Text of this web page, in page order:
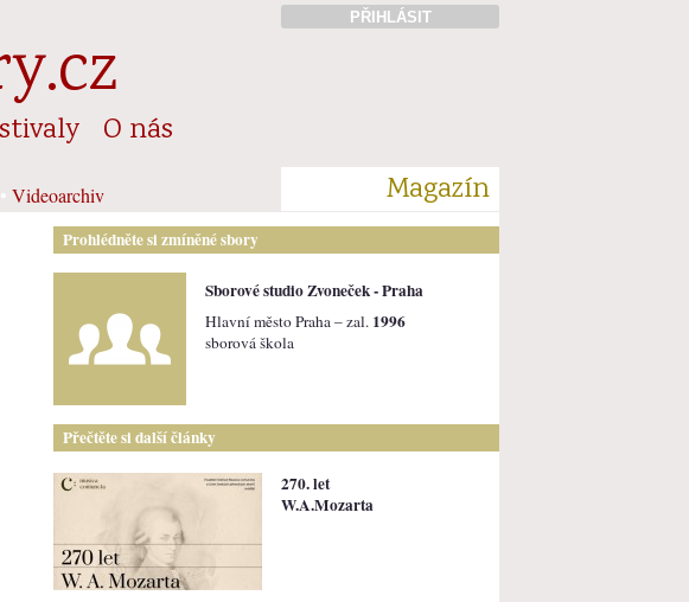
PŘIHLÁSIT
O nás
Videoarchiv Magazín
Prohlédněte si zmíněné sbory
Sborové studio Zvoneček - Praha
Hlavní město Praha – zal. 1996
sborová škola
Přečtěte si další články
270. let
W.A.Mozarta